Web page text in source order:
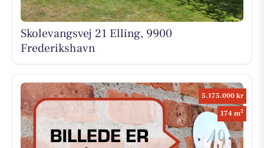
Skolevangsvej 21 Elling, 9900
Frederikshavn
5.175.000 kr
174 m2